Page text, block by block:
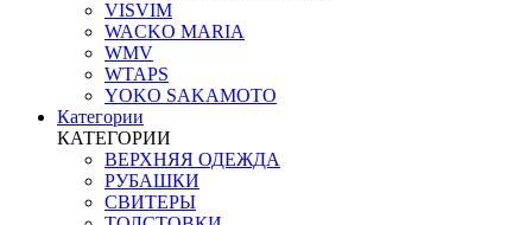
VISVIM
WACKO MARIA
WMV
WTAPS
YOKO SAKAMOTO
Категории
КАТЕГОРИИ
ВЕРХНЯЯ ОДЕЖДА
РУБАШКИ
СВИТЕРЫ